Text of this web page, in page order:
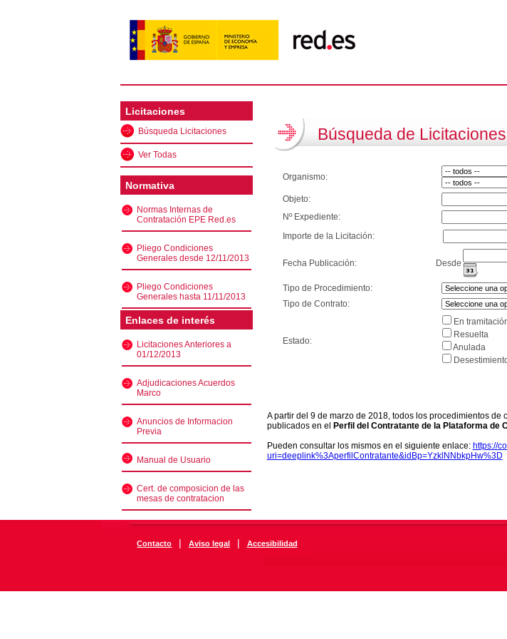
Licitaciones
Búsqueda Licitaciones
Ver Todas
Normativa
Normas Internas de
Contratación EPE Red.es
Pliego Condiciones
Generales desde 12/11/2013
Pliego Condiciones
Generales hasta 11/11/2013
Enlaces de interés
Licitaciones Anteriores a
01/12/2013
Adjudicaciones Acuerdos
Marco
Anuncios de Informacion
Previa
Manual de Usuario
Cert. de composicion de las
mesas de contratacion
Búsqueda de Licitaciones
Organismo:
Objeto:
Nº Expediente:
Importe de la Licitación:
Fecha Publicación: Desde
Tipo de Procedimiento:
Tipo de Contrato:
Estado:
En
Resuelta
Anulada
A partir del 9 de marzo de 2018, todos los procedimientos
publicados en el
Perfil del Contratante de la Plataforma de
Pueden consultar los mismos en el siguiente enlace: https://
uri=deeplink%3AperfilContratante&idBp=YzklNNbkpHw%3D
Contacto | Aviso legal | Accesibilidad